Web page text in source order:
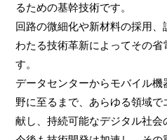
るための基幹技術です。
回路の微細化や新材料の採用
わたる技術革新によってその省
す。
データセンターからモバイル
野に至るまで、あらゆる領域
献し、持続可能なデジタル社会